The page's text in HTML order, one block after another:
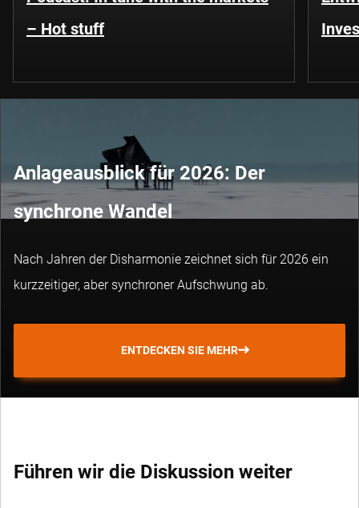
– Hot stuff
Anlageausblick für 2026: Der
synchrone Wandel
Nach Jahren der Disharmonie zeichnet sich für 2026 ein
kurzzeitiger, aber synchroner Aufschwung ab.
ENTDECKEN SIE MEHR
Führen wir die Diskussion weiter